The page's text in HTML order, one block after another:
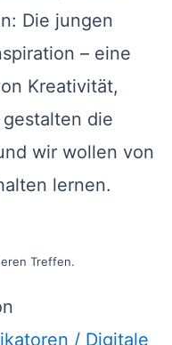
Die jungen
– eine
Kreativität,
die
wir wollen von
lernen.
Treffen.
/ Digitale